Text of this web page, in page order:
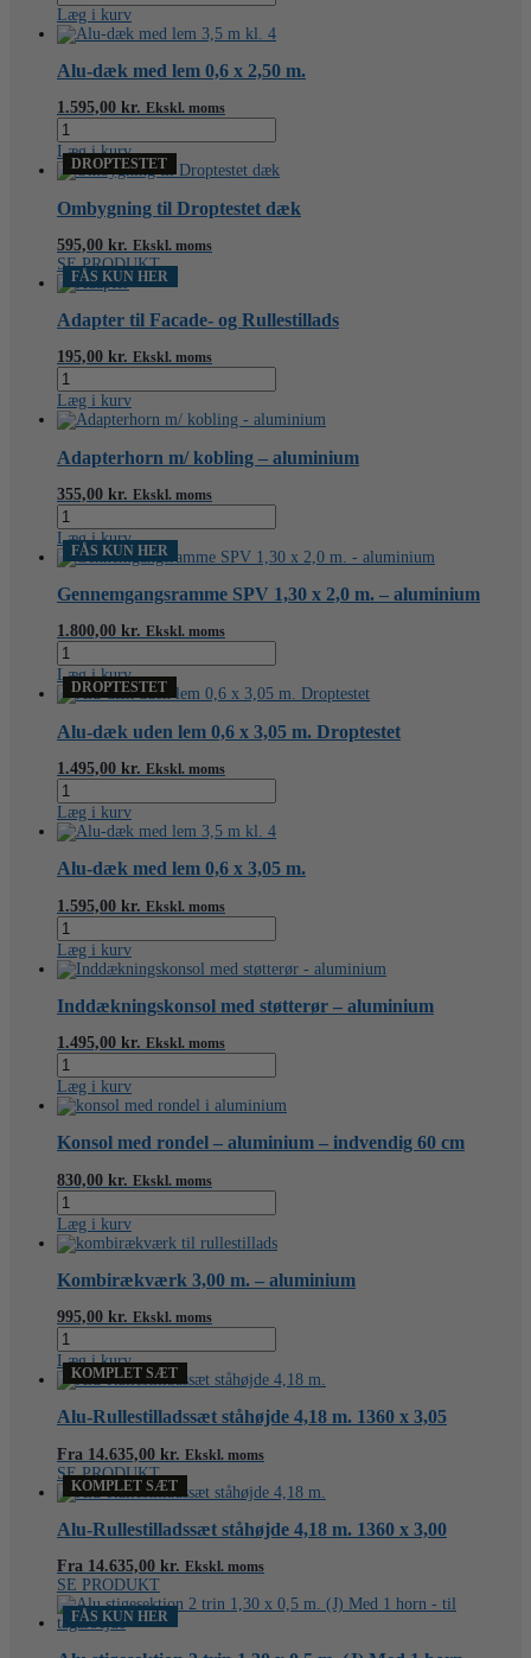
2,5
m.
-
aluminium
antal
Læg i kurv
Alu-dæk med lem 0,6 x 2,50 m.
1.595,00 kr. Ekskl. moms
Alu-
dæk
med
lem
0,6
x
2,50
m.
antal
Læg i kurv
DROPTESTET
Ombygning til Droptestet dæk
595,00 kr. Ekskl. moms
SE PRODUKT
FÅS KUN HER
Adapter til Facade- og Rullestillads
195,00 kr. Ekskl. moms
Adapter
til
Facade-
og
Rullestillads
antal
Læg i kurv
Adapterhorn m/ kobling – aluminium
355,00 kr. Ekskl. moms
Adapterhorn
m/
kobling
-
aluminium
antal
Læg i kurv
FÅS KUN HER
Gennemgangsramme SPV 1,30 x 2,0 m. – aluminium
1.800,00 kr. Ekskl. moms
Gennemgangsramme
SPV
1,30
x
2,0
m.
-
aluminium
antal
Læg i kurv
DROPTESTET
Alu-dæk uden lem 0,6 x 3,05 m. Droptestet
1.495,00 kr. Ekskl. moms
Alu-
dæk
uden
lem
0,6
x
3,05
m.
Droptestet
antal
Læg i kurv
Alu-dæk med lem 0,6 x 3,05 m.
1.595,00 kr. Ekskl. moms
Alu-
dæk
med
lem
0,6
x
3,05
m.
antal
Læg i kurv
Inddækningskonsol med støtterør – aluminium
1.495,00 kr. Ekskl. moms
Inddækningskonsol
med
støtterør
-
aluminium
antal
Læg i kurv
Konsol med rondel – aluminium – indvendig 60 cm
830,00 kr. Ekskl. moms
Konsol
med
rondel
-
aluminium
-
indvendig
60
cm
antal
Læg i kurv
Kombirækværk 3,00 m. – aluminium
995,00 kr. Ekskl. moms
Kombirækværk
3,00
m.
-
aluminium
antal
Læg i kurv
KOMPLET SÆT
Alu-Rullestilladssæt ståhøjde 4,18 m. 1360 x 3,05
Fra 14.635,00 kr. Ekskl. moms
SE PRODUKT
KOMPLET SÆT
Alu-Rullestilladssæt ståhøjde 4,18 m. 1360 x 3,00
Fra 14.635,00 kr. Ekskl. moms
SE PRODUKT
FÅS KUN HER